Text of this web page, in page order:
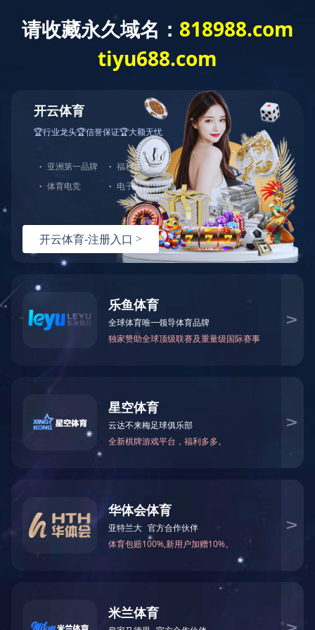
可能原因：
您没有将此域名或IP绑定到对应站点!
配置文件未生效!
检查是否已经绑定到对应站点，若确认已绑定，请尝试重载Web
检查端口是否正确；
若您使用了CDN产品，请尝试清除CDN缓存；
普通网站访客，请联系网站管理员；